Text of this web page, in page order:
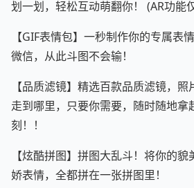
划一划，轻松互动萌翻你！ (AR功能
【GIF表情包】一秒制作你的专属表
微信，从此斗图不会输！
【品质滤镜】精选百款品质滤镜，
走到哪里，只要你需要，随时随地拿
刻！！
【炫酷拼图】拼图大乱斗！将你的
娇表情，全都拼在一张拼图里！